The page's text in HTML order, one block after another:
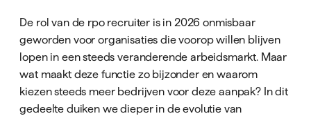
De rol van de rpo recruiter is in 2026 onmisbaar
geworden voor organisaties die voorop willen blijven
lopen in een steeds veranderende arbeidsmarkt. Maar
wat maakt deze functie zo bijzonder en waarom
kiezen steeds meer bedrijven voor deze aanpak? In dit
gedeelte duiken we dieper in de evolutie van